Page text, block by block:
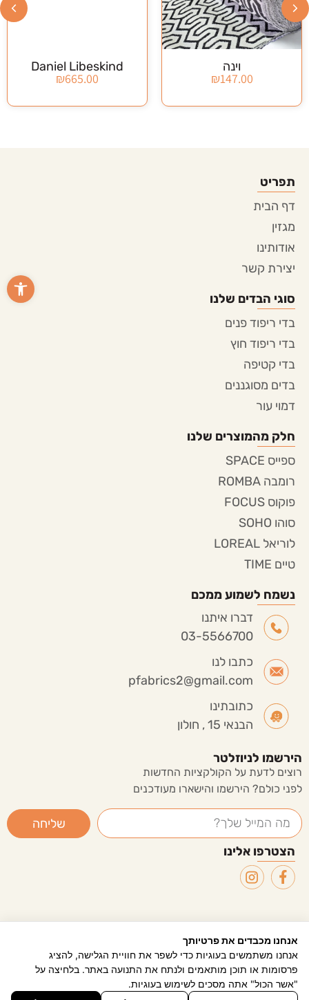
פתח
Daniel Libeskind
665.00
Louis Sullivan
665.00
נשמח לשמוע ממכם
דברו איתנו
03-5566700
כתבו לנו
pfabrics2@gmail.com
כתובתינו
הבנאי 15 , חולון
תפריט
דף הבית
מגזין
אודותינו
יצירת קשר
סוגי הבדים שלנו
בדי ריפוד פנים
בדי ריפוד חוץ
בדי קטיפה
בדים מסוגננים
דמוי עור
חלק מהמוצרים שלנו
ספייס SPACE
רומבה ROMBA
פוקוס FOCUS
סוהו SOHO
לוריאל LOREAL
טיים TIME
הצטרפו אלינו
הירשמו לניוזלטר
רוצים לדעת על הקולקציות החדשות
לפני כולם? הירשמו והישארו מעודכנים
שליחה
שיווק דיגיטלי - ליעד פתרונות פרסום
0
אנחנו מכבדים את פרטיותך
אנחנו משתמשים בעוגיות כדי לשפר את חוויית הגלישה, להציג
פרסומות או תוכן מותאמים ולנתח את התנועה באתר. בלחיצה על
"אשר הכול" אתה מסכים לשימוש בעוגיות.